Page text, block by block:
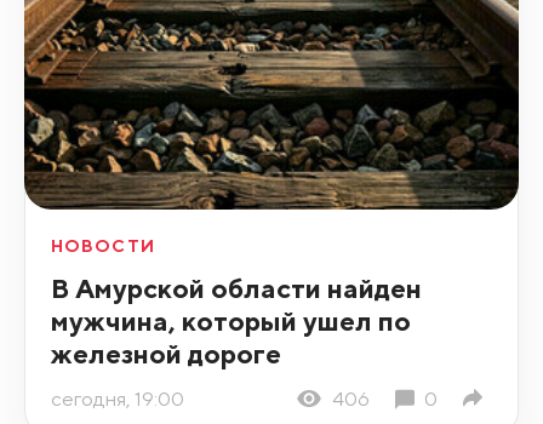
НОВОСТИ
В Амурской области найден
мужчина, который ушел по
железной дороге
сегодня, 19:00 406 0